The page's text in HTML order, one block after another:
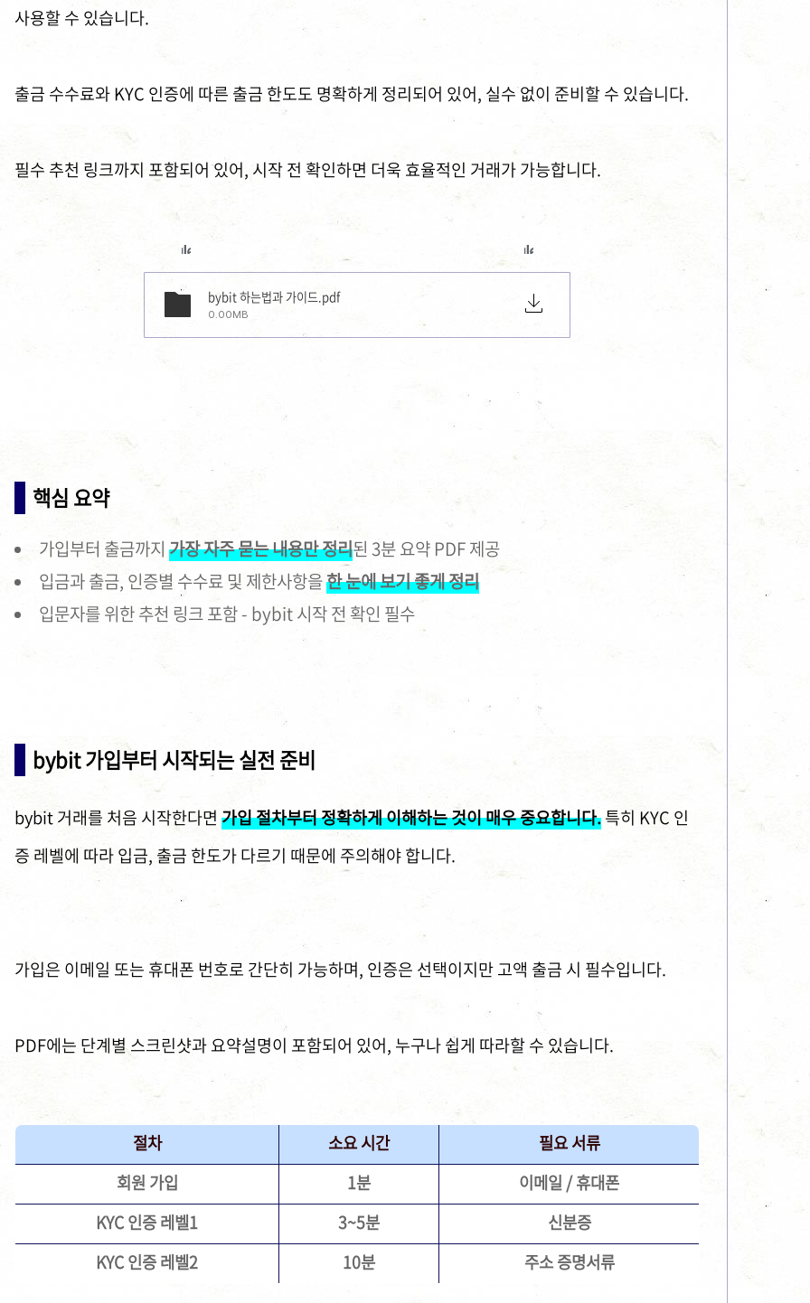
사용할 수 있습니다.
출금 수수료와 KYC 인증에 따른 출금 한도도 명확하게 정리되어 있어, 실수 없이 준비할 수 있습니다.
필수 추천 링크까지 포함되어 있어, 시작 전 확인하면 더욱 효율적인 거래가 가능합니다.
bybit 하는법과 가이드.pdf
0.00MB
핵심 요약
가입부터 출금까지 가장 자주 묻는 내용만 정리된 3분 요약 PDF 제공
입금과 출금, 인증별 수수료 및 제한사항을한 눈에 보기 좋게 정리
입문자를 위한 추천 링크 포함 - bybit 시작 전 확인 필수
bybit 가입부터 시작되는 실전 준비
bybit 거래를 처음 시작한다면 가입 절차부터 정확하게 이해하는 것이 매우 중요합니다.특히 KYC 인
증 레벨에 따라 입금, 출금 한도가 다르기 때문에 주의해야 합니다.
가입은 이메일 또는 휴대폰 번호로 간단히 가능하며, 인증은 선택이지만 고액 출금 시 필수입니다.
PDF에는 단계별 스크린샷과 요약설명이 포함되어 있어, 누구나 쉽게 따라할 수 있습니다.
절차 소요 시간
필요 서류
회원 가입
1분
이메일 / 휴대폰
KYC 인증 레벨1
3~5분
신분증
KYC 인증 레벨2
10분 주소 증명서류